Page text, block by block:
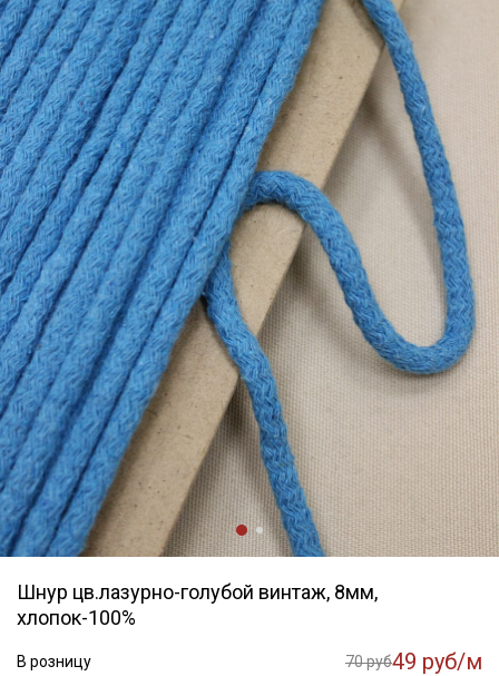
Шнур цв.лазурно-голубой винтаж, 8мм,
хлопок-100%
В розницу 70 руб49 руб/м